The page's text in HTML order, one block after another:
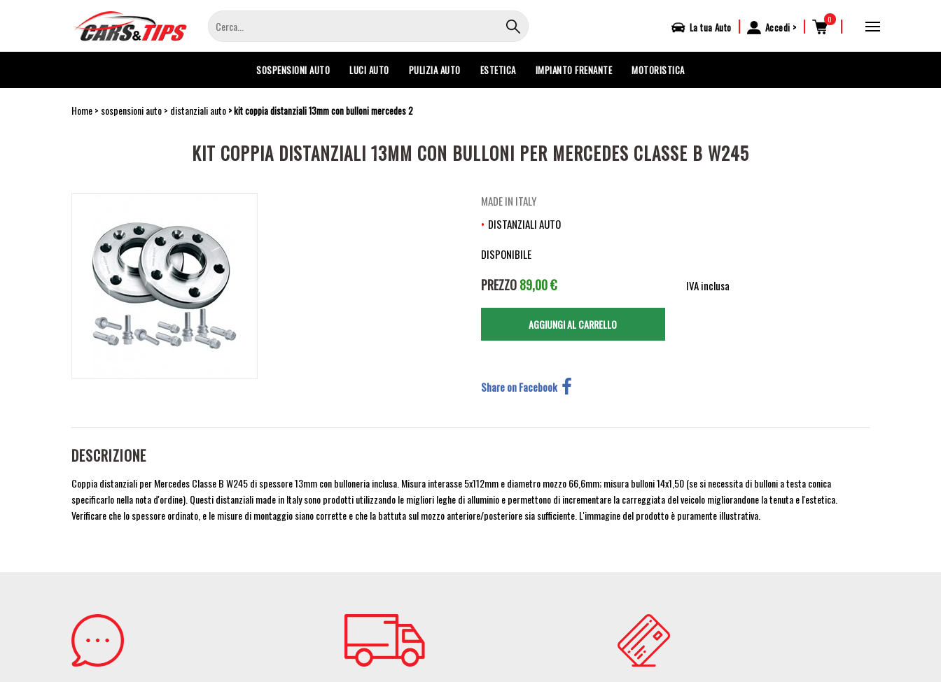
principale
La tua Auto | Accedi | 0 |
SOSPENSIONI AUTO LUCI AUTO PULIZIA AUTO ESTETICA IMPIANTO FRENANTE MOTORISTICA
Home sospensioni auto distanziali auto kit coppia distanziali 13mm con bulloni mercedes 2
KIT COPPIA DISTANZIALI 13MM CON BULLONI PER MERCEDES CLASSE B W245
MADE IN ITALY
DISTANZIALI AUTO
DISPONIBILE
PREZZO89,00 € IVA inclusa
Share on Facebook
DESCRIZIONE
Coppia distanziali per Mercedes Classe B W245 di spessore 13mm con bulloneria inclusa. Misura interasse 5x112mm e diametro mozzo 66,6mm; misura bulloni 14x1,50 (se si necessita di bulloni a testa conica
specificarlo nella nota d'ordine). Questi distanziali made in Italy sono prodotti utilizzando le migliori leghe di alluminio e permettono di incrementare la carreggiata del veicolo migliorandone la tenuta e l'estetica.
Verificare che lo spessore ordinato, e le misure di montaggio siano corrette e che la battuta sul mozzo anteriore/posteriore sia sufficiente. L'immagine del prodotto è puramente illustrativa.
Image Image Image